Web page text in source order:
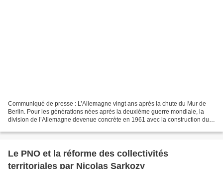
Communiqué de presse : L’Allemagne vingt ans après la chute du Mur de
Berlin. Pour les générations nées après la deuxième guerre mondiale, la
division de l’Allemagne devenue concrète en 1961 avec la construction du
Le PNO et la réforme des collectivités
territoriales par Nicolas Sarkozy